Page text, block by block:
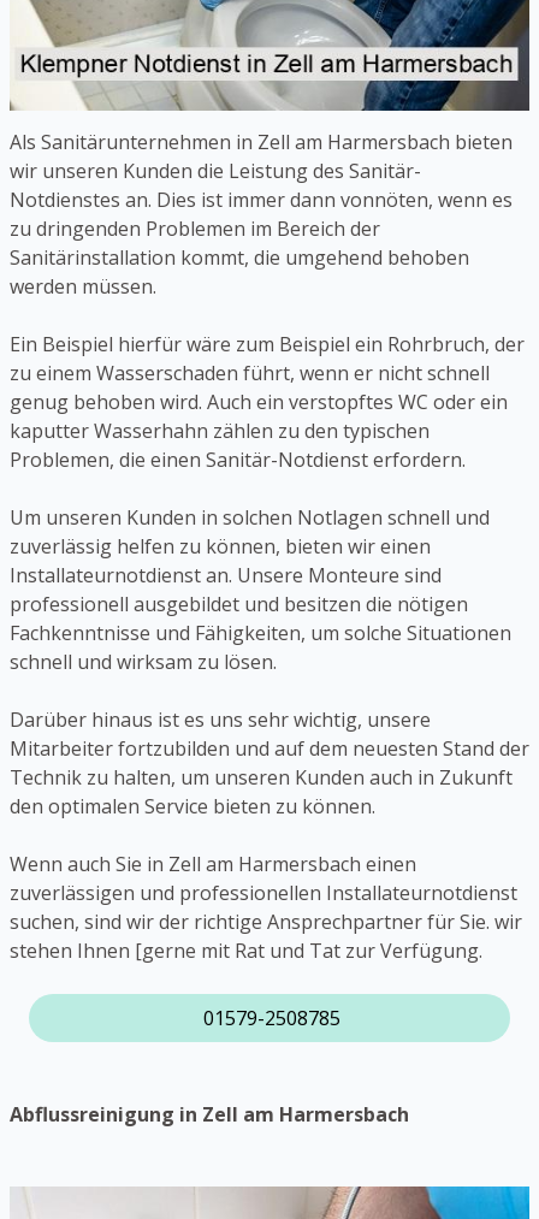
Als Sanitärunternehmen in Zell am Harmersbach bieten
wir unseren Kunden die Leistung des Sanitär-
Notdienstes an. Dies ist immer dann vonnöten, wenn es
zu dringenden Problemen im Bereich der
Sanitärinstallation kommt, die umgehend behoben
werden müssen.
Ein Beispiel hierfür wäre zum Beispiel ein Rohrbruch, der
zu einem Wasserschaden führt, wenn er nicht schnell
genug behoben wird. Auch ein verstopftes WC oder ein
kaputter Wasserhahn zählen zu den typischen
Problemen, die einen Sanitär-Notdienst erfordern.
Um unseren Kunden in solchen Notlagen schnell und
zuverlässig helfen zu können, bieten wir einen
Installateurnotdienst an. Unsere Monteure sind
professionell ausgebildet und besitzen die nötigen
Fachkenntnisse und Fähigkeiten, um solche Situationen
schnell und wirksam zu lösen.
Darüber hinaus ist es uns sehr wichtig, unsere
Mitarbeiter fortzubilden und auf dem neuesten Stand der
Technik zu halten, um unseren Kunden auch in Zukunft
den optimalen Service bieten zu können.
Wenn auch Sie in Zell am Harmersbach einen
zuverlässigen und professionellen Installateurnotdienst
suchen, sind wir der richtige Ansprechpartner für Sie. wir
stehen Ihnen [gerne mit Rat und Tat zur Verfügung.
01579-2508785
Abflussreinigung in Zell am Harmersbach